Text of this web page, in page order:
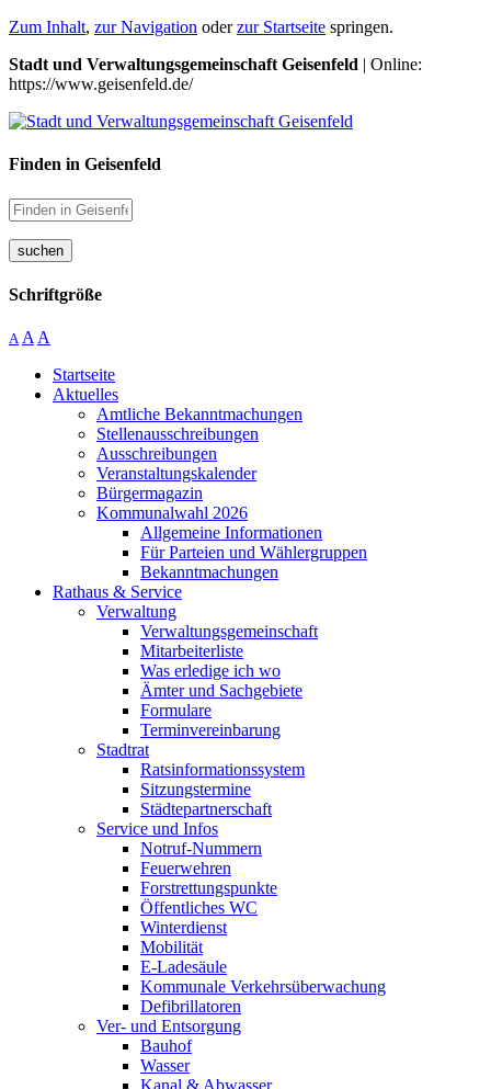
Zum Inhalt, zur Navigation oderzur Startseite springen.
Stadt und Verwaltungsgemeinschaft Geisenfeld | Online:
https://www.geisenfeld.de/
Finden in Geisenfeld
suchen
Schriftgröße
A A A
Startseite
Aktuelles
Amtliche Bekanntmachungen
Stellenausschreibungen
Ausschreibungen
Veranstaltungskalender
Bürgermagazin
Kommunalwahl 2026
Allgemeine Informationen
Für Parteien und Wählergruppen
Bekanntmachungen
Rathaus & Service
Verwaltung
Verwaltungsgemeinschaft
Mitarbeiterliste
Was erledige ich wo
Ämter und Sachgebiete
Formulare
Terminvereinbarung
Stadtrat
Ratsinformationssystem
Sitzungstermine
Städtepartnerschaft
Service und Infos
Notruf-Nummern
Feuerwehren
Forstrettungspunkte
Öffentliches WC
Winterdienst
Mobilität
E-Ladesäule
Kommunale Verkehrsüberwachung
Defibrillatoren
Ver- und Entsorgung
Bauhof
Wasser
Kanal & Abwasser